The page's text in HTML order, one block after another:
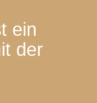
ein
der